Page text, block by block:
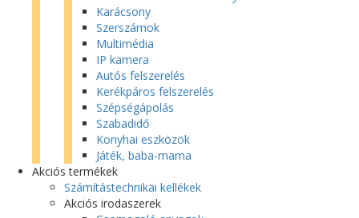
Karácsony
Szerszámok
Multimédia
IP kamera
Autós felszerelés
Kerékpáros felszerelés
Szépségápolás
Szabadidő
Konyhai eszközök
Játék, baba-mama
Akciós termékek
Számítástechnikai kellékek
Akciós irodaszerek